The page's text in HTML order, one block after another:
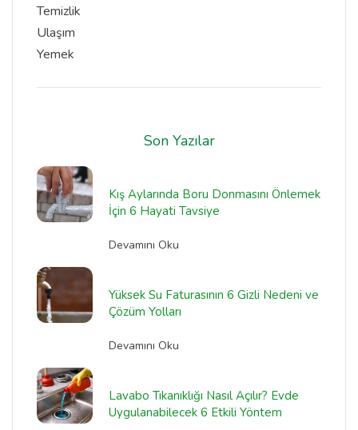
Temizlik
Ulaşım
Yemek
Son Yazılar
Kış Aylarında Boru Donmasını Önlemek
İçin 6 Hayati Tavsiye
Devamını Oku
Yüksek Su Faturasının 6 Gizli Nedeni ve
Çözüm Yolları
Devamını Oku
Lavabo Tıkanıklığı Nasıl Açılır? Evde
Uygulanabilecek 6 Etkili Yöntem